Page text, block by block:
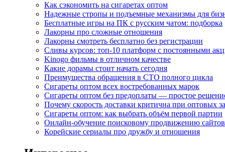
Как сэкономить на сигаретах оптом
Надежные стропы и подъемные механизмы для
Бесплатные игры на ПК с русским чатом: подборка
Лакорны про сложные отношения
Лакорны смотреть бесплатно без регистрации
Сливы курсов: топ-10 платформ с постоянными
Kinogo фильмы в отличном качестве
Какие дорамы стоит начать сегодня
Преимущества обращения в СТО полного цикла
Сигареты оптом всех востребованных марок
Сигареты оптом без предоплаты — простое
Почему скорость доставки критична при оптовых
Сигареты оптом: как выбрать объём первой партии
Онлайн-обучение поисковому продвижению сайтов
Корейские сериалы про дружбу и отношения